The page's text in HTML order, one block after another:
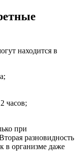
находится в
часов;
при
разновидность
в организме даже